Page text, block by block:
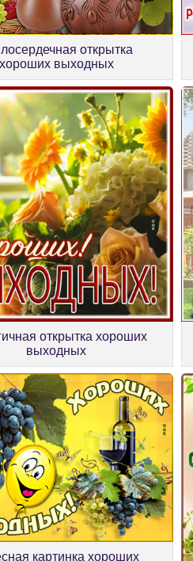
открытка
хороших выходных
открытка хороших
выходных
картинка хороших